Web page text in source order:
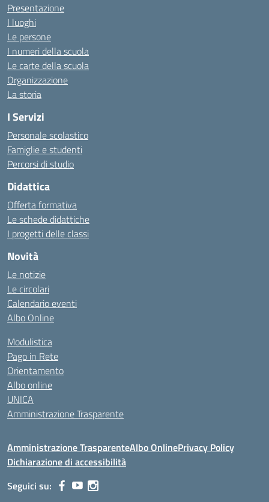
Presentazione
I luoghi
Le persone
I numeri della scuola
Le carte della scuola
Organizzazione
La storia
I Servizi
Personale scolastico
Famiglie e studenti
Percorsi di studio
Didattica
Offerta formativa
Le schede didattiche
I progetti delle classi
Novità
Le notizie
Le circolari
Calendario eventi
Albo Online
Modulistica
Pago in Rete
Orientamento
Albo online
UNICA
Amministrazione Trasparente
Amministrazione TrasparenteAlbo OnlinePrivacy Policy
Dichiarazione di accessibilità
Seguici su: